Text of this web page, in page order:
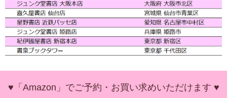
♥「Amazon」でご予約・お買い求めいただけます ♥